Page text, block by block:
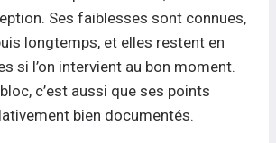
Ses faiblesses sont connues,
longtemps, et elles restent en
si l’on intervient au bon moment.
c’est aussi que ses points
bien documentés.